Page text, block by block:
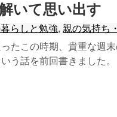
いて思い出す
らしと勉強, 親の気持ち
たこの時期、貴重な週
う話を前回書きました。